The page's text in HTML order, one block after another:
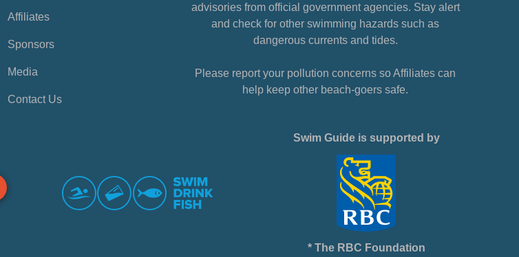
Affiliates
Sponsors
Media
Contact Us
advisories from official government agencies. Stay alert
and check for other swimming hazards such as
dangerous currents and tides.
Please report your pollution concerns so Affiliates can
help keep other beach-goers safe.
Swim Guide is supported by
* The RBC Foundation